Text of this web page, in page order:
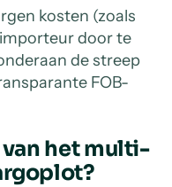
kosten (zoals
door te
de streep
FOB-
het multi-